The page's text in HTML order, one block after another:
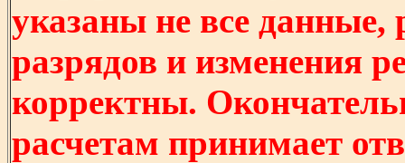
указаны не все
разрядов и изменения
корректны.
расчетам принимает